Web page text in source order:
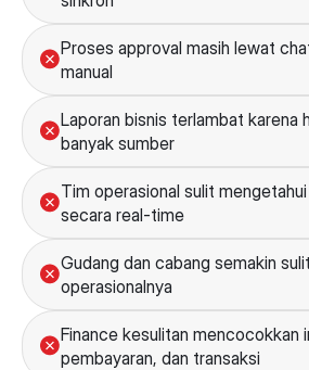
Proses approval masih lewat
manual
Laporan bisnis terlambat karena
banyak sumber
Tim operasional sulit
secara real-time
Gudang dan cabang semakin
operasionalnya
Finance kesulitan mencocokkan
pembayaran, dan transaksi